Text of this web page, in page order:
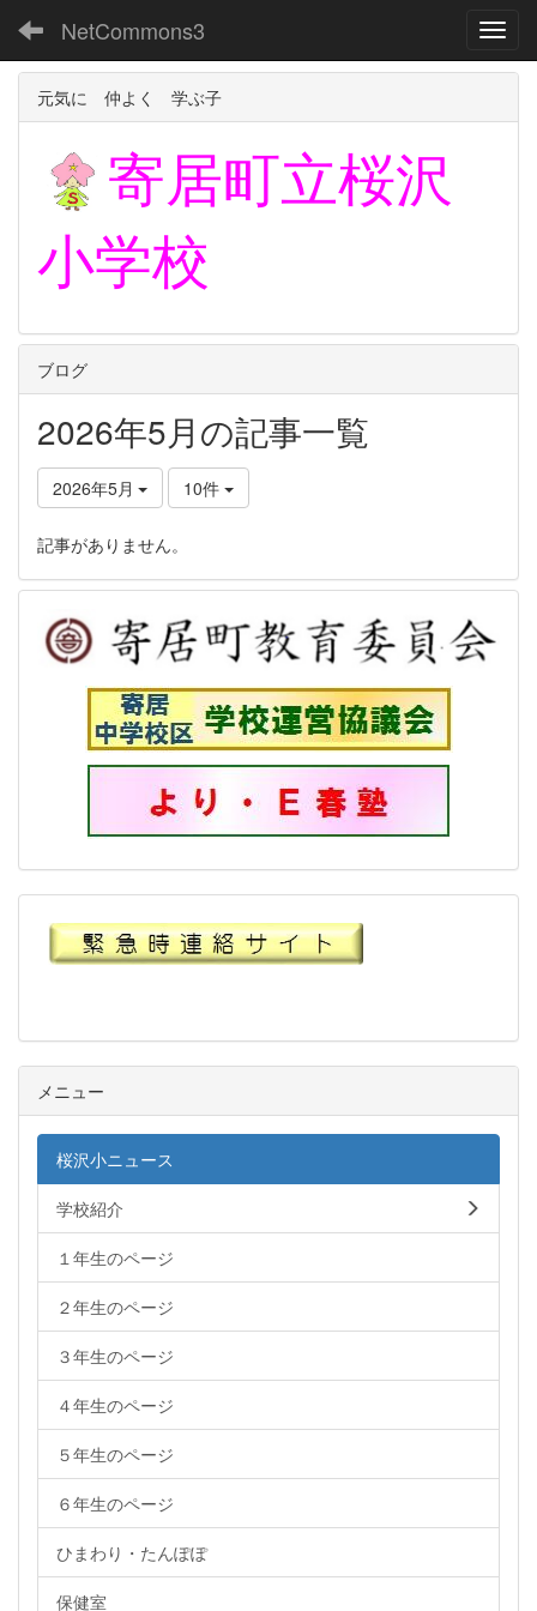
NetCommons3
元気に 仲よく 学ぶ子
寄居町立桜沢
小学校
ブログ
2026年5月の記事一覧
2026年5月 10件
記事がありません。
メニュー
桜沢小ニュース
学校紹介
１年生のページ
２年生のページ
３年生のページ
４年生のページ
５年生のページ
６年生のページ
ひまわり・たんぽぽ
保健室